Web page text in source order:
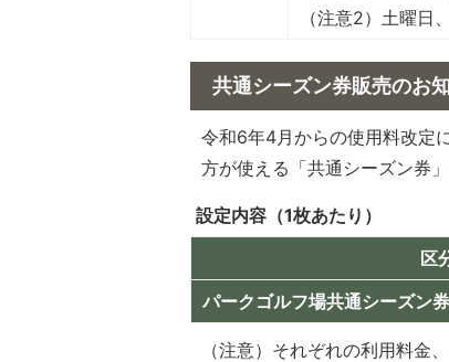
（注意2）土曜日
共通シーズン券販売のお
令和6年4月からの使用料改定
方が使える「共通シーズン券」
設定内容（1枚あたり）
区
パークゴルフ場共通シーズン券
（注意）それぞれの利用料金